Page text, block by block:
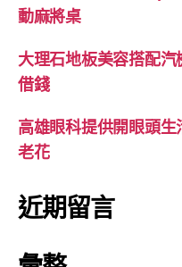
動麻將桌
大理石地板美容搭配
借錢
高雄眼科提供開眼頭
老花
近期留言